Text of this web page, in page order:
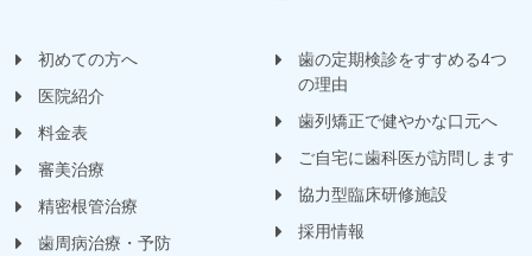
初めての方へ
医院紹介
料金表
審美治療
精密根管治療
歯周病治療・予防
歯の定期検診をすすめる4つ
の理由
歯列矯正で健やかな口元へ
ご自宅に歯科医が訪問します
協力型臨床研修施設
採用情報